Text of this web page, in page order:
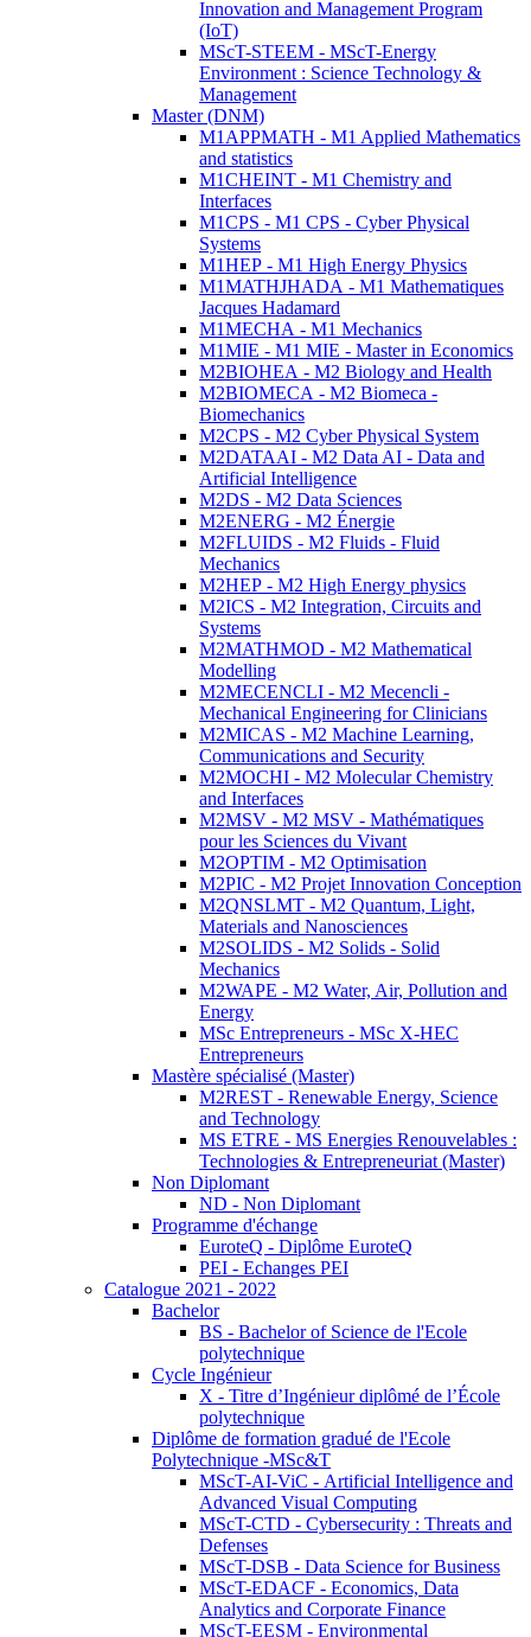
Innovation and Management Program
(IoT)
MScT-STEEM - MScT-Energy
Environment : Science Technology &
Management
Master (DNM)
M1APPMATH - M1 Applied Mathematics
and statistics
M1CHEINT - M1 Chemistry and
Interfaces
M1CPS - M1 CPS - Cyber Physical
Systems
M1HEP - M1 High Energy Physics
M1MATHJHADA - M1 Mathematiques
Jacques Hadamard
M1MECHA - M1 Mechanics
M1MIE - M1 MIE - Master in Economics
M2BIOHEA - M2 Biology and Health
M2BIOMECA - M2 Biomeca -
Biomechanics
M2CPS - M2 Cyber Physical System
M2DATAAI - M2 Data AI - Data and
Artificial Intelligence
M2DS - M2 Data Sciences
M2ENERG - M2 Énergie
M2FLUIDS - M2 Fluids - Fluid
Mechanics
M2HEP - M2 High Energy physics
M2ICS - M2 Integration, Circuits and
Systems
M2MATHMOD - M2 Mathematical
Modelling
M2MECENCLI - M2 Mecencli -
Mechanical Engineering for Clinicians
M2MICAS - M2 Machine Learning,
Communications and Security
M2MOCHI - M2 Molecular Chemistry
and Interfaces
M2MSV - M2 MSV - Mathématiques
pour les Sciences du Vivant
M2OPTIM - M2 Optimisation
M2PIC - M2 Projet Innovation Conception
M2QNSLMT - M2 Quantum, Light,
Materials and Nanosciences
M2SOLIDS - M2 Solids - Solid
Mechanics
M2WAPE - M2 Water, Air, Pollution and
Energy
MSc Entrepreneurs - MSc X-HEC
Entrepreneurs
Mastère spécialisé (Master)
M2REST - Renewable Energy, Science
and Technology
MS ETRE - MS Energies Renouvelables :
Technologies & Entrepreneuriat (Master)
Non Diplomant
ND - Non Diplomant
Programme d'échange
EuroteQ - Diplôme EuroteQ
PEI - Echanges PEI
Catalogue 2021 - 2022
Bachelor
BS - Bachelor of Science de l'Ecole
polytechnique
Cycle Ingénieur
X - Titre d’Ingénieur diplômé de l’École
polytechnique
Diplôme de formation gradué de l'Ecole
Polytechnique -MSc&T
MScT-AI-ViC - Artificial Intelligence and
Advanced Visual Computing
MScT-CTD - Cybersecurity : Threats and
Defenses
MScT-DSB - Data Science for Business
MScT-EDACF - Economics, Data
Analytics and Corporate Finance
MScT-EESM - Environmental